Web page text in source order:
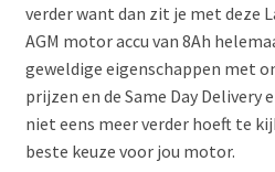
verder want dan zit je met deze
AGM motor accu van 8Ah
geweldige eigenschappen met
prijzen en de Same Day Delivery
niet eens meer verder hoeft te
beste keuze voor jou motor.